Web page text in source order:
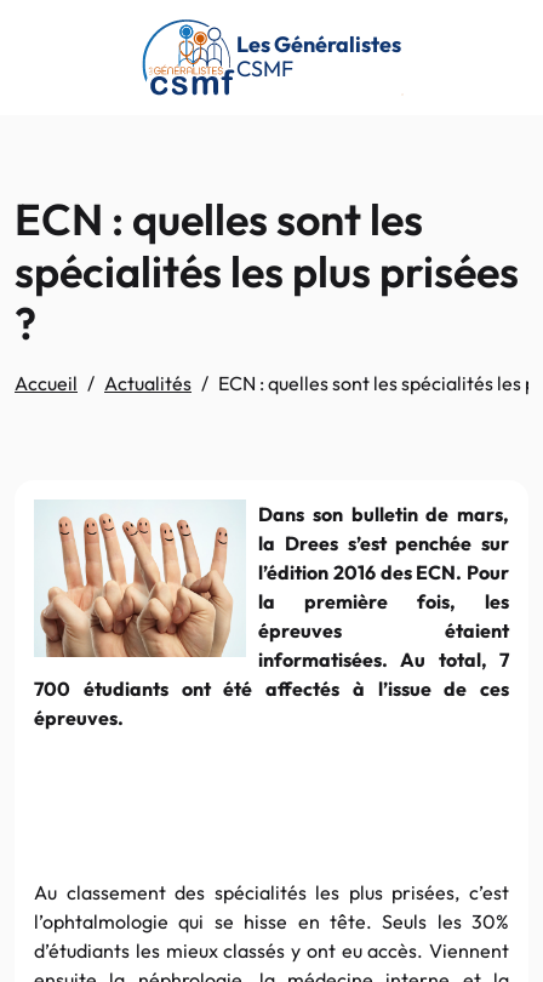
Passer au contenu principal
Les Généralistes
CSMF
ECN : quelles sont les
spécialités les plus prisées
?
Accueil Actualités ECN : quelles sont les spécialités les
Dans son bulletin de mars,
la Drees s’est penchée sur
l’édition 2016 des ECN. Pour
la première fois, les
épreuves étaient
informatisées. Au total, 7
700 étudiants ont été affectés à l’issue de ces
épreuves.
Au classement des spécialités les plus prisées, c’est
l’ophtalmologie qui se hisse en tête. Seuls les 30%
d’étudiants les mieux classés y ont eu accès. Viennent